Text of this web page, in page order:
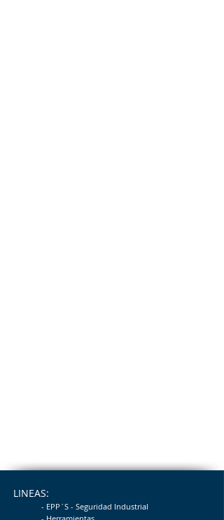
LINEAS:
- EPP´S - Seguridad Industrial